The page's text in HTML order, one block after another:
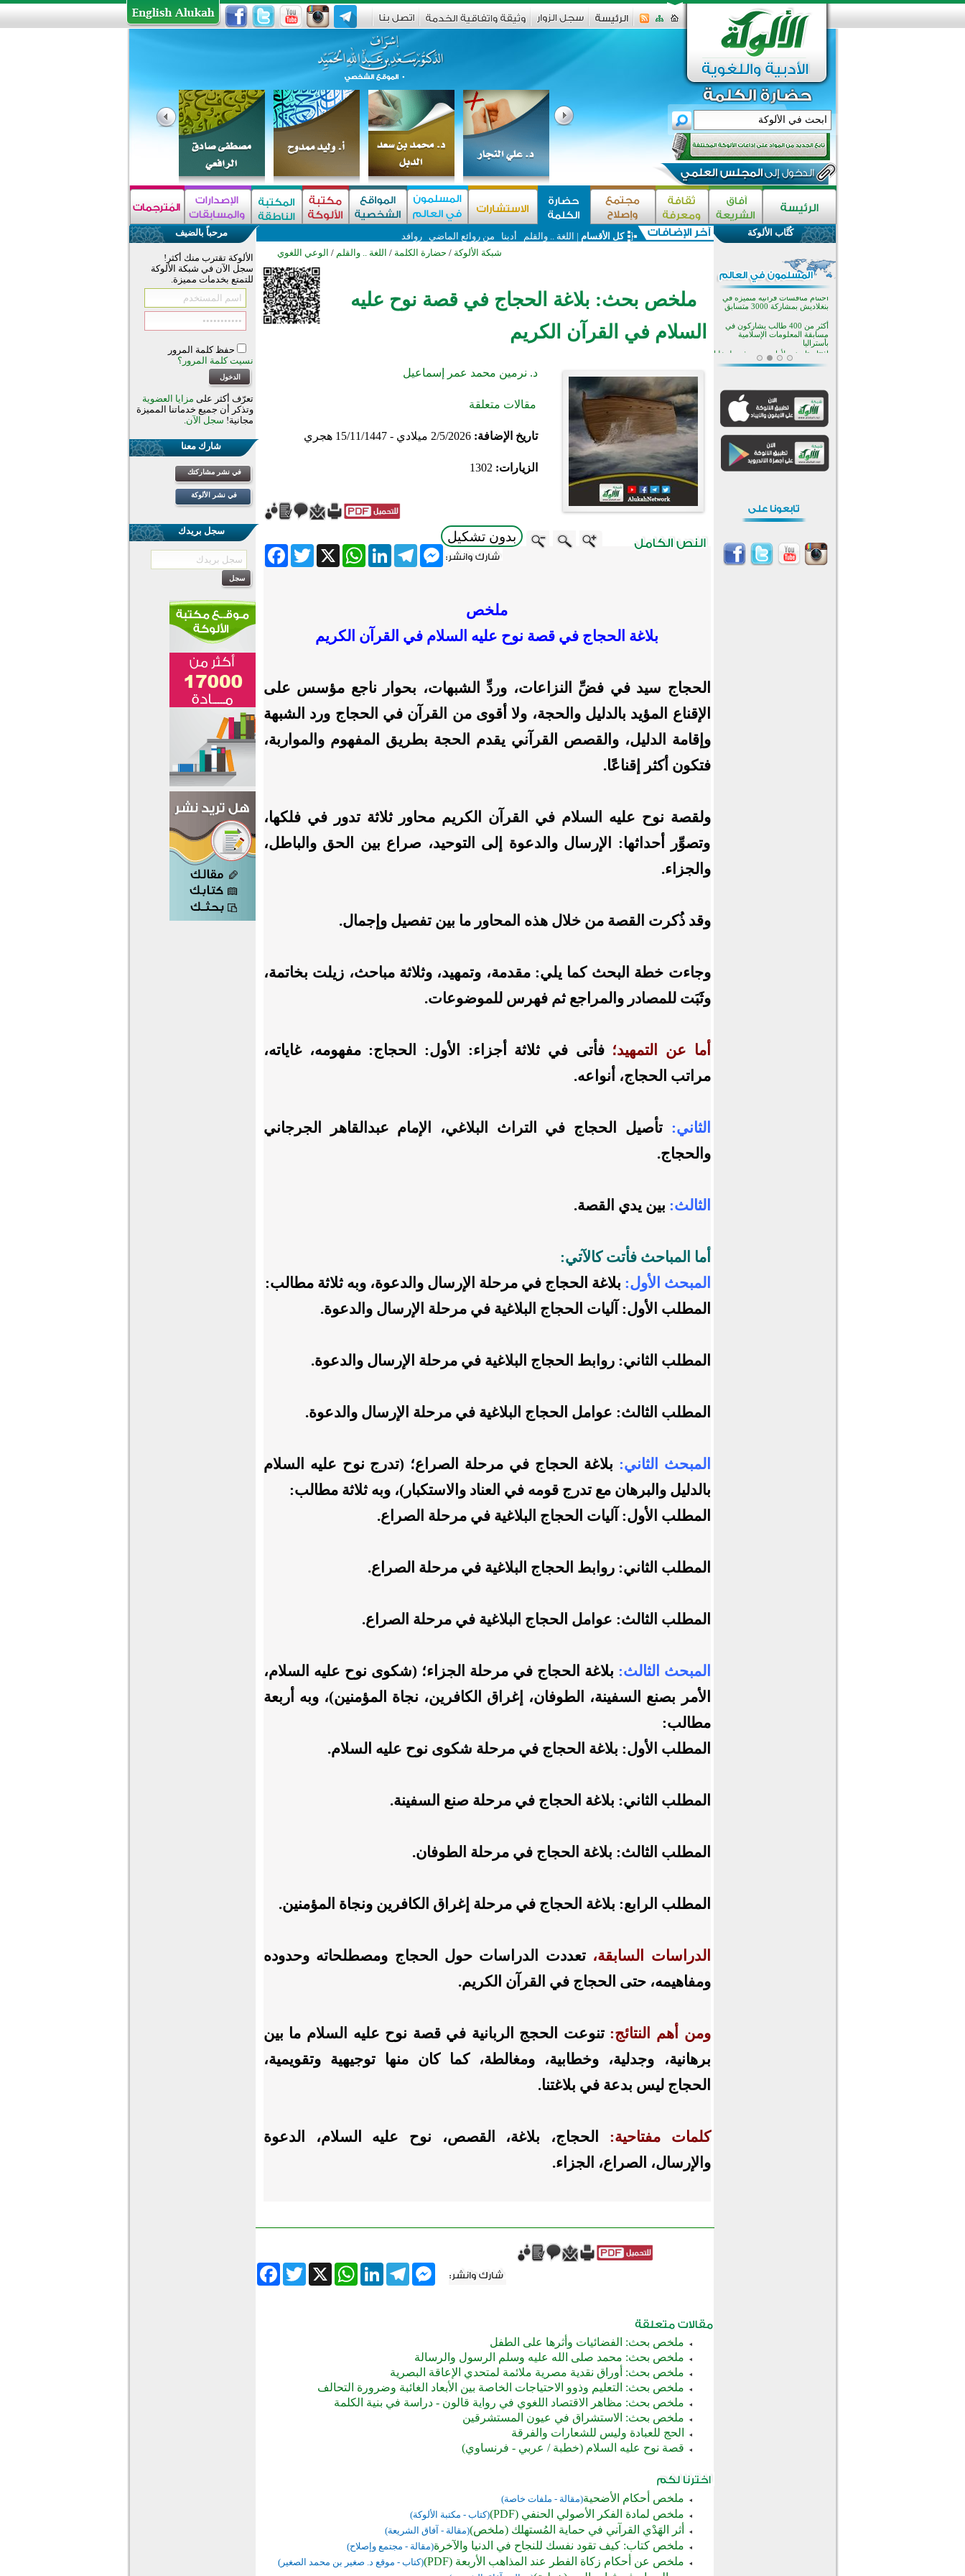
كل الأقسام | اللغة .. والقلم أدبنا من روائع الماضي روافد
شبكة الألوكة / حضارة الكلمة / اللغة .. والقلم / الوعي اللغوي
ملخص بحث: بلاغة الحجاج في قصة نوح عليه
السلام في القرآن الكريم
د. نرمين محمد عمر إسماعيل
مقالات متعلقة
تاريخ الإضافة:2/5/2026 ميلادي - 15/11/1447 هجري
الزيارات: 1302
بدون تشكيل
FacebookTwitter X
WhatsAppLinkedInTelegram
Messenger
ملخص
بلاغة الحجاج في قصة نوح عليه السلام في القرآن الكريم
الحجاج سيد في فضِّ النزاعات، وردِّ الشبهات، بحوار ناجع مؤسس على
الإقناع المؤيد بالدليل والحجة، ولا أقوى من القرآن في الحجاج ورد الشبهة
وإقامة الدليل، والقصص القرآني يقدم الحجة بطريق المفهوم والمواربة،
فتكون أكثر إقناعًا.
ولقصة نوح عليه السلام في القرآن الكريم محاور ثلاثة تدور في فلكها،
وتصوِّر أحداثها: الإرسال والدعوة إلى التوحيد، صراع بين الحق والباطل،
والجزاء.
وقد ذُكرت القصة من خلال هذه المحاور ما بين تفصيل وإجمال.
وجاءت خطة البحث كما يلي: مقدمة، وتمهيد، وثلاثة مباحث، زيلت بخاتمة،
وثَبَت للمصادر والمراجع ثم فهرس للموضوعات.
أما عن التمهيد؛فأتى في ثلاثة أجزاء: الأول: الحجاج: مفهومه، غاياته،
مراتب الحجاج، أنواعه.
الثاني:تأصيل الحجاج في التراث البلاغي، الإمام عبدالقاهر الجرجاني
والحجاج.
الثالث: بين يدي القصة.
أما المباحث فأتت كالآتي:
المبحث الأول: بلاغة الحجاج في مرحلة الإرسال والدعوة، وبه ثلاثة مطالب:
المطلب الأول: آليات الحجاج البلاغية في مرحلة الإرسال والدعوة.
المطلب الثاني: روابط الحجاج البلاغية في مرحلة الإرسال والدعوة.
المطلب الثالث: عوامل الحجاج البلاغية في مرحلة الإرسال والدعوة.
المبحث الثاني: بلاغة الحجاج في مرحلة الصراع؛ (تدرج نوح عليه السلام
بالدليل والبرهان مع تدرج قومه في العناد والاستكبار)، وبه ثلاثة مطالب:
المطلب الأول: آليات الحجاج البلاغية في مرحلة الصراع.
المطلب الثاني: روابط الحجاج البلاغية في مرحلة الصراع.
المطلب الثالث: عوامل الحجاج البلاغية في مرحلة الصراع.
المبحث الثالث: بلاغة الحجاج في مرحلة الجزاء؛ (شكوى نوح عليه السلام،
الأمر بصنع السفينة، الطوفان، إغراق الكافرين، نجاة المؤمنين)، وبه أربعة
مطالب:
المطلب الأول: بلاغة الحجاج في مرحلة شكوى نوح عليه السلام.
المطلب الثاني: بلاغة الحجاج في مرحلة صنع السفينة.
المطلب الثالث: بلاغة الحجاج في مرحلة الطوفان.
المطلب الرابع: بلاغة الحجاج في مرحلة إغراق الكافرين ونجاة المؤمنين.
الدراسات السابقة،تعددت الدراسات حول الحجاج ومصطلحاته وحدوده
ومفاهيمه، حتى الحجاج في القرآن الكريم.
ومن أهم النتائج: تنوعت الحجج الربانية في قصة نوح عليه السلام ما بين
برهانية، وجدلية، وخطابية، ومغالطة، كما كان منها توجيهية وتقويمية،
الحجاج ليس بدعة في بلاغتنا.
كلمات مفتاحية: الحجاج، بلاغة، القصص، نوح عليه السلام، الدعوة
والإرسال، الصراع، الجزاء.
FacebookTwitter X
WhatsAppLinkedInTelegram
Messenger
ملخص بحث: الفضائيات وأثرها على الطفل
ملخص بحث: محمد صلى الله عليه وسلم الرسول والرسالة
ملخص بحث: أوراق نقدية مصرية ملائمة لمتحدي الإعاقة البصرية
ملخص بحث: التعليم وذوو الاحتياجات الخاصة بين الأبعاد الغائبة وضرورة التحالف
ملخص بحث: مظاهر الاقتصاد اللغوي في رواية قالون - دراسة في بنية الكلمة
ملخص بحث: الاستشراق في عيون المستشرقين
الحج للعبادة وليس للشعارات والفرقة
قصة نوح عليه السلام (خطبة / عربي - فرنساوي)
ملخص أحكام الأضحية(مقالة - ملفات خاصة)
ملخص لمادة الفكر الأصولي الحنفي (PDF) (كتاب - مكتبة الألوكة)
أثر الهَدْي القرآني في حماية المُستهلك (ملخص)(مقالة - آفاق الشريعة)
ملخص كتاب: كيف تقود نفسك للنجاح في الدنيا والآخرة(مقالة - مجتمع وإصلاح)
ملخص عن أحكام زكاة الفطر عند المذاهب الأربعة (PDF) (كتاب - موقع د. صغير بن محمد الصغير)
مرحباً بالضيف
الألوكة تقترب منك أكثر!
سجل الآن في شبكة الألوكة
للتمتع بخدمات مميزة.
حفظ كلمة المرور
نسيت كلمة المرور؟
تعرّف أكثر على مزايا العضوية
وتذكر أن جميع خدماتنا المميزة
مجانية! سجل الآن.
شارك معنا
في نشر مشاركتك
في نشر الألوكة
سجل بريدك
كُتَّاب الألوكة
اختتام الدورة التاسعة لمسابقة حفظ
وتلاوة القرآن الكريم في أزناكاييف
تيسليتش تختتم برنامجا تعليميا لتعزيز
القيم وبناء الشخصية للشباب
المسلمين
اختتام منافسات قرآنية متميزة في
أكثر من 400 طالب يشاركون في
مسابقة المعلومات الإسلامية
بأستراليا
افتتاح تاريخي لأول مسجد في بلييفليا
بالجبل الأسود منذ أكثر من قرن
منطقة ريبوفسي تحتفل بميلاد
مسجد جديد في أجواء إيمانية مميزة
أكبر مشروع إسلامي في ريف
أستراليا يفتتح أبوابه بعد سنوات من
الصيفية للمسلمين في بينزا
وساراتوف وموردوفيا هذا العام
اختتام الدورة التاسعة لمسابقة حفظ
وتلاوة القرآن الكريم في أزناكاييف
تيسليتش تختتم برنامجا تعليميا لتعزيز
القيم وبناء الشخصية للشباب
المسلمين
اختتام منافسات قرآنية متميزة في
مسابقة المعلومات الإسلامية